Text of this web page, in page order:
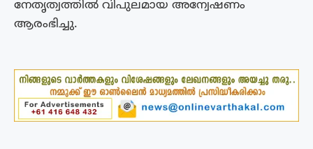
നേതൃത്വത്തിൽ വിപുലമായ അന്വേഷണം
ആരംഭിച്ചു.